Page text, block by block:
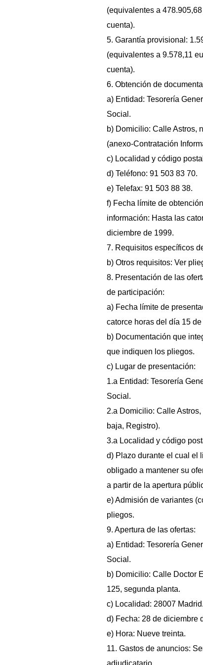
(equivalentes a
cuenta).
5. Garantía provisional:
(equivalentes a 9.578,11
cuenta).
6. Obtención de
a) Entidad: Tesorería
Social.
b) Domicilio: Calle Astros,
(anexo-Contratación
c) Localidad y código
d) Teléfono: 91 503 83 70.
e) Telefax: 91 503 88 38.
f) Fecha límite de
información: Hasta las
diciembre de 1999.
7. Requisitos específicos
b) Otros requisitos: Ver
8. Presentación de las
de participación:
a) Fecha límite de
catorce horas del día 15
b) Documentación que
que indiquen los pliegos.
c) Lugar de presentación:
1.a Entidad: Tesorería
Social.
2.a Domicilio: Calle
baja, Registro).
3.a Localidad y código
d) Plazo durante el cual el
obligado a mantener su
a partir de la apertura
e) Admisión de variantes
pliegos.
9. Apertura de las ofertas:
a) Entidad: Tesorería
Social.
b) Domicilio: Calle Doctor
125, segunda planta.
c) Localidad: 28007 Madrid.
d) Fecha: 28 de diciembre
e) Hora: Nueve treinta.
11. Gastos de anuncios:
adjudicatario.